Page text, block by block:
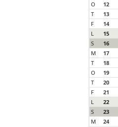
O
12
T
13
F
14
L
15
S
16
M
17
T
18
O
19
T
20
F
21
L
22
S
23
M
24